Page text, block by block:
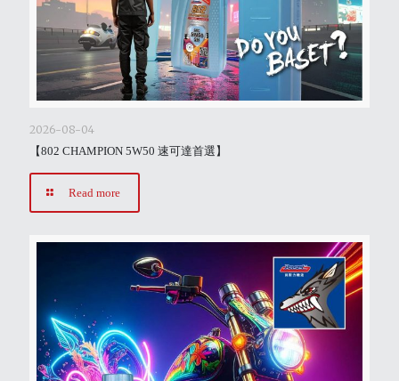
2026-08-04
【802 CHAMPION 5W50 速可達首選】
Read more